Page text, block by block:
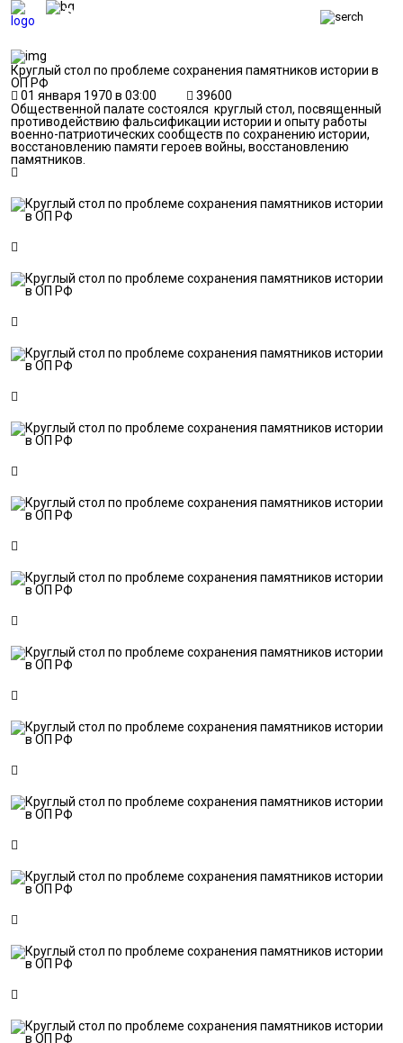
ВЕТЕРАНСКИЕ
ОБОРОНА
ПОЛИТИКА
ИСТОРИЯ
ОБЩЕСТВО
ЭКОНОМИКА
Круглый стол по проблеме сохранения памятников истории в
ОП РФ
01 января 1970 в 03:00
39600
Общественной палате состоялся круглый стол, посвященный
противодействию фальсификации истории и опыту работы
военно-патриотических сообществ по сохранению истории,
восстановлению памяти героев войны, восстановлению
памятников.